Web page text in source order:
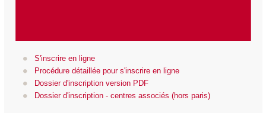
S'inscrire en ligne
Procédure détaillée pour s'inscrire en ligne
Dossier d'inscription version PDF
Dossier d'inscription - centres associés (hors paris)